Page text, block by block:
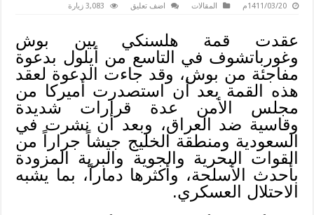
1411/03/20م المقالات اضف تعليق 3,083 زيارة
عقدت قمة هلسنكي بين بوش
وغورباتشوف في التاسع من أيلول بدعوة
مفاجئة من بوش، وقد جاءت الدعوة لعقد
هذه القمة بعد أن استصدرت أميركا من
مجلس الأمن عدة قرارات شديدة
وقاسية ضد العراق، وبعد أن نشرت في
السعودية ومنطقة الخليج جيشاً جراراً من
القوات البحرية والجوية والبرية المزودة
بأحدث الأسلحة، وأكثرها دماراً، بما يشبه
الاحتلال العسكري.